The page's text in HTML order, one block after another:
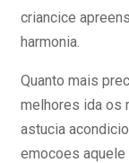
criancice
harmonia.
Quanto mais
melhores ida os
astucia
emocoes